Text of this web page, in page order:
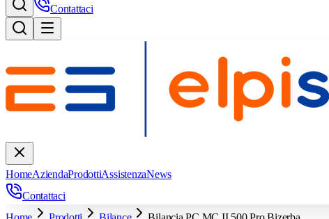
Contattaci
HomeAziendaProdottiAssistenzaNews
Contattaci